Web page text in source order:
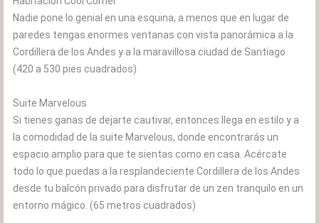
Nadie pone lo genial en una esquina, a menos que en lugar de
paredes tengas enormes ventanas con vista panorámica a la
Cordillera de los Andes y a la maravillosa ciudad de Santiago.
(420 a 530 pies cuadrados)
Suite Marvelous
Si tienes ganas de dejarte cautivar, entonces llega en estilo y a
la comodidad de la suite Marvelous, donde encontrarás un
espacio amplio para que te sientas como en casa. Acércate
todo lo que puedas a la resplandeciente Cordillera de los Andes
desde tu balcón privado para disfrutar de un zen tranquilo en un
entorno mágico. (65 metros cuadrados)